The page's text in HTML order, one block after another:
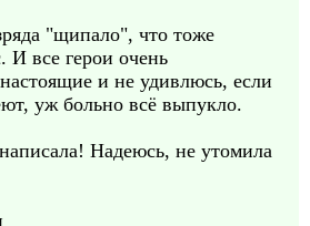
"щипало", что тоже
все герои очень
и не удивлюсь, если
уж больно всё выпукло.
Надеюсь, не утомила